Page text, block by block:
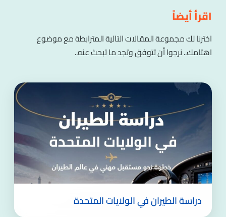
اقرأ أيضاً
اخترنا لك مجموعة المقالات التالية المترابطة مع موضوع
اهتامك.. نرجوا أن تتوفق وتجد ما تبحث عنه..
دراسة الطيران في الولايات المتحدة